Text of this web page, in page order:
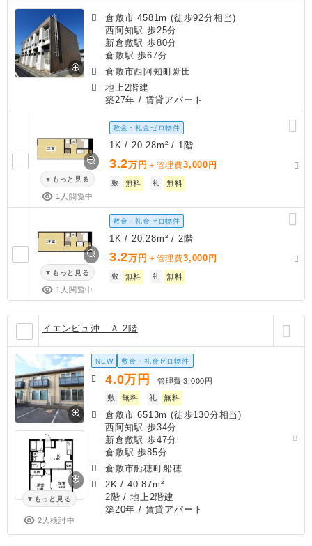
倉敷市 4581m (徒歩92分相当)
西阿知駅 歩25分
新倉敷駅 歩80分
倉敷駅 歩67分
倉敷市西阿知町新田
地上2階建
築27年 / 賃貸アパート
もっと見る
1人閲覧中
敷金・礼金ゼロ物件
1K / 20.28m² / 1階
3.2万円 ＋管理費3,000 円
敷 無料 礼 無料
もっと見る
1人閲覧中
敷金・礼金ゼロ物件
1K / 20.28m² / 2階
3.2万円 ＋管理費3,000 円
敷 無料 礼 無料
イエンビュ沖 Ａ 2階
もっと見る
2人検討中
NEW 敷金・礼金ゼロ物件
4.0万円 管理費 3,000円
敷
無料 礼 無料
倉敷市 6513m (徒歩130分相当)
西阿知駅 歩34分
新倉敷駅 歩47分
倉敷駅 歩85分
倉敷市船穂町船穂
2K /40.87m²
2階 / 地上2階建
築20年 / 賃貸アパート